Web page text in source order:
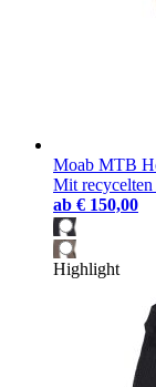
Moab MTB
Mit recycelten
ab € 150,00
Highlight